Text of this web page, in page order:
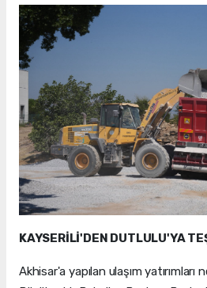
KAYSERİLİ'DEN DUTLULU'YA
Akhisar'a yapılan ulaşım yatırımları